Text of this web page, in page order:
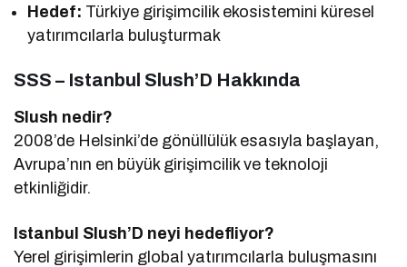
Hedef: Türkiye girişimcilik ekosistemini küresel
yatırımcılarla buluşturmak
SSS – Istanbul Slush’D Hakkında
Slush nedir?
2008’de Helsinki’de gönüllülük esasıyla başlayan,
Avrupa’nın en büyük girişimcilik ve teknoloji
etkinliğidir.
Istanbul Slush’D neyi hedefliyor?
Yerel girişimlerin global yatırımcılarla buluşmasını